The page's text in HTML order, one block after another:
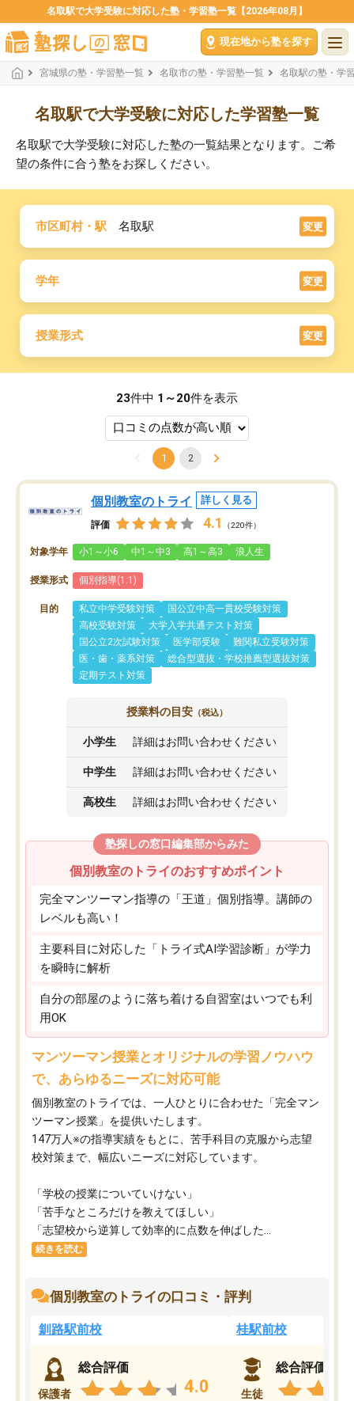
名取駅で大学受験に対応した塾・学習塾一覧【2026年08月】
現在地から塾を探す
宮城県の塾・学習塾一覧 名取市の塾・学習塾一覧 名取駅の塾・学
名取駅で大学受験に対応した学習塾一覧
名取駅で大学受験に対応した塾の一覧結果となります。ご希
望の条件に合う塾をお探しください。
市区町村・駅 名取駅 変更
学年 変更
授業形式 変更
23件中 1～20件を表示
1 2
個別教室のトライ 詳しく見る
評価 4.1 （220件）
対象学年 小1～小6 中1～中3 高1～高3 浪人生
授業形式 個別指導(1:1)
目的 私立中学受験対策
国公立中高一貫校受験対策
高校受験対策
大学入学共通テスト対策
国公立2次試験対策
医学部受験
難関私立受験対策
医・歯・薬系対策
総合型選抜・学校推薦型選抜対策
定期テスト対策
授業料の目安 （税込）
小学生 詳細はお問い合わせください
中学生 詳細はお問い合わせください
高校生 詳細はお問い合わせください
塾探しの窓口編集部からみた
個別教室のトライのおすすめポイント
完全マンツーマン指導の「王道」個別指導。講師の
レベルも高い！
主要科目に対応した「トライ式AI学習診断」が学力
を瞬時に解析
自分の部屋のように落ち着ける自習室はいつでも利
用OK
マンツーマン授業とオリジナルの学習ノウハウ
で、あらゆるニーズに対応可能
個別教室のトライでは、一人ひとりに合わせた「完全マン
ツーマン授業」を提供いたします。​
147万人※の指導実績をもとに、苦手科目の克服から志望
校対策まで、幅広いニーズに対応しています。​
「学校の授業についていけない」​
「苦手なところだけを教えてほしい」​
「志望校から逆算して効率的に点数を伸ばした...
続きを読む
個別教室のトライの口コミ・評判
釧路駅前校
保護者
総合評価
4.0
桂駅前校
生徒
総合評価